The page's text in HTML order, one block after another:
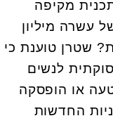
מקיפה
עשרה מיליון
שטרן טוענת כי
לנשים
או הופסקה
החדשות